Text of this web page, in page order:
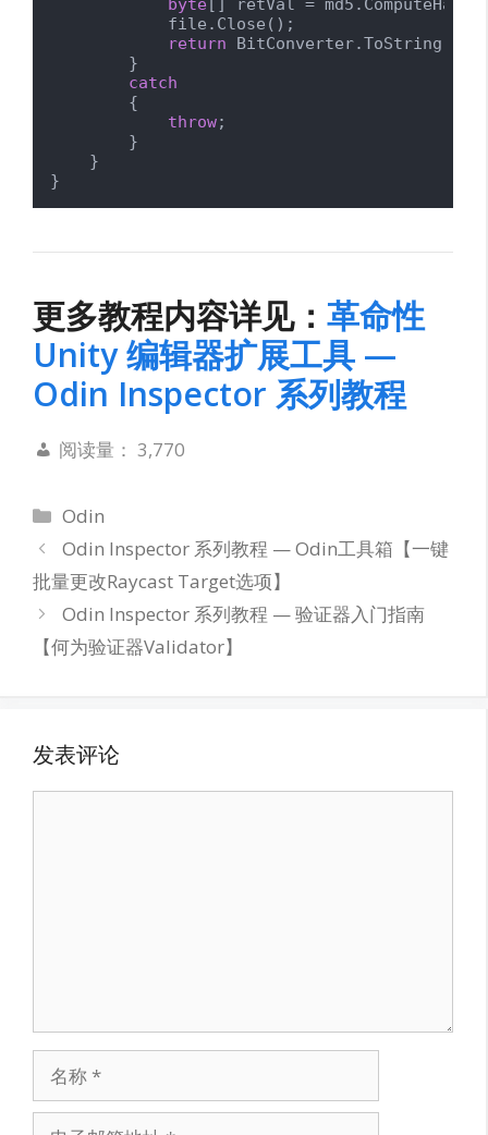
byte [] retVal =
            file.Close();
return
        }
catch
        {
throw;
        }
    }
}
更多教程内容详见： 革命性
Unity 编辑器扩展工具 —
Odin Inspector 系列教程
阅读量： 3,770
分
类
Odin
Odin Inspector 系列教程 — Odin工具箱【一键
批量更改Raycast Target选项】
Odin Inspector 系列教程 — 验证器入门指南
【何为验证器Validator】
发表评论